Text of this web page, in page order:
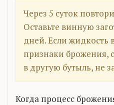
Через 5 суток
Оставьте винную
дней. Если жидкость
признаки брожения,
в другую бутыль, не
Когда процесс